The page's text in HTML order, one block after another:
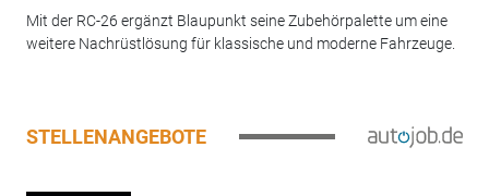
Mit der RC-26 ergänzt Blaupunkt seine Zubehörpalette um eine
weitere Nachrüstlösung für klassische und moderne Fahrzeuge.
STELLENANGEBOTE